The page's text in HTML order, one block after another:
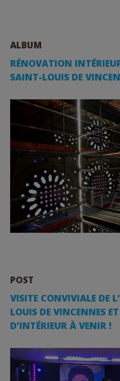
ALBUM
RÉNOVATION
SAINT-LOUIS DE
POST
VISITE CONVIVIALE DE
LOUIS DE VINCENNES
D’INTÉRIEUR À VENIR !